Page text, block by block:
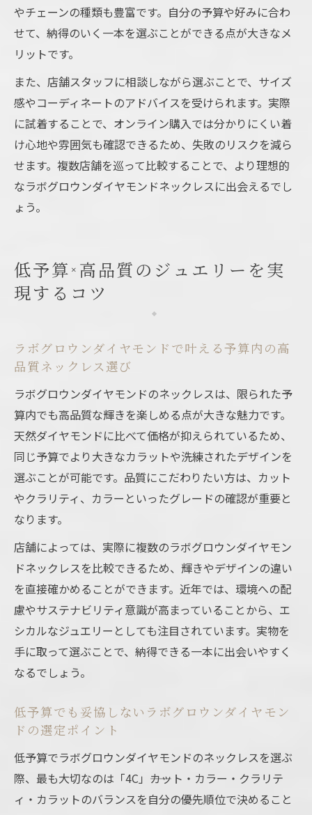
やチェーンの種類も豊富です。自分の予算や好みに合わ
せて、納得のいく一本を選ぶことができる点が大きなメ
リットです。
また、店舗スタッフに相談しながら選ぶことで、サイズ
感やコーディネートのアドバイスを受けられます。実際
に試着することで、オンライン購入では分かりにくい着
け心地や雰囲気も確認できるため、失敗のリスクを減ら
せます。複数店舗を巡って比較することで、より理想的
なラボグロウンダイヤモンドネックレスに出会えるでし
ょう。
低予算×高品質のジュエリーを実
現するコツ
ラボグロウンダイヤモンドで叶える予算内の高
品質ネックレス選び
ラボグロウンダイヤモンドのネックレスは、限られた予
算内でも高品質な輝きを楽しめる点が大きな魅力です。
天然ダイヤモンドに比べて価格が抑えられているため、
同じ予算でより大きなカラットや洗練されたデザインを
選ぶことが可能です。品質にこだわりたい方は、カット
やクラリティ、カラーといったグレードの確認が重要と
なります。
店舗によっては、実際に複数のラボグロウンダイヤモン
ドネックレスを比較できるため、輝きやデザインの違い
を直接確かめることができます。近年では、環境への配
慮やサステナビリティ意識が高まっていることから、エ
シカルなジュエリーとしても注目されています。実物を
手に取って選ぶことで、納得できる一本に出会いやすく
なるでしょう。
低予算でも妥協しないラボグロウンダイヤモン
ドの選定ポイント
低予算でラボグロウンダイヤモンドのネックレスを選ぶ
際、最も大切なのは「4C」――カット・カラー・クラリテ
ィ・カラットのバランスを自分の優先順位で決めること